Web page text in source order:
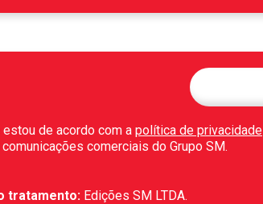
de acordo com a política de privacidade
comerciais do Grupo SM.
tratamento: Edições SM LTDA.